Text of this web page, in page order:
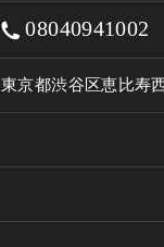
08040941002
東京都渋谷区恵比寿